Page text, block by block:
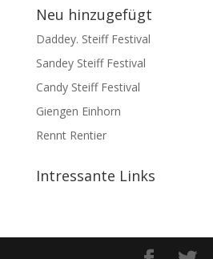
Neu hinzugefügt
Daddey. Steiff Festival
Sandey Steiff Festival
Candy Steiff Festival
Giengen Einhorn
Rennt Rentier
Intressante Links